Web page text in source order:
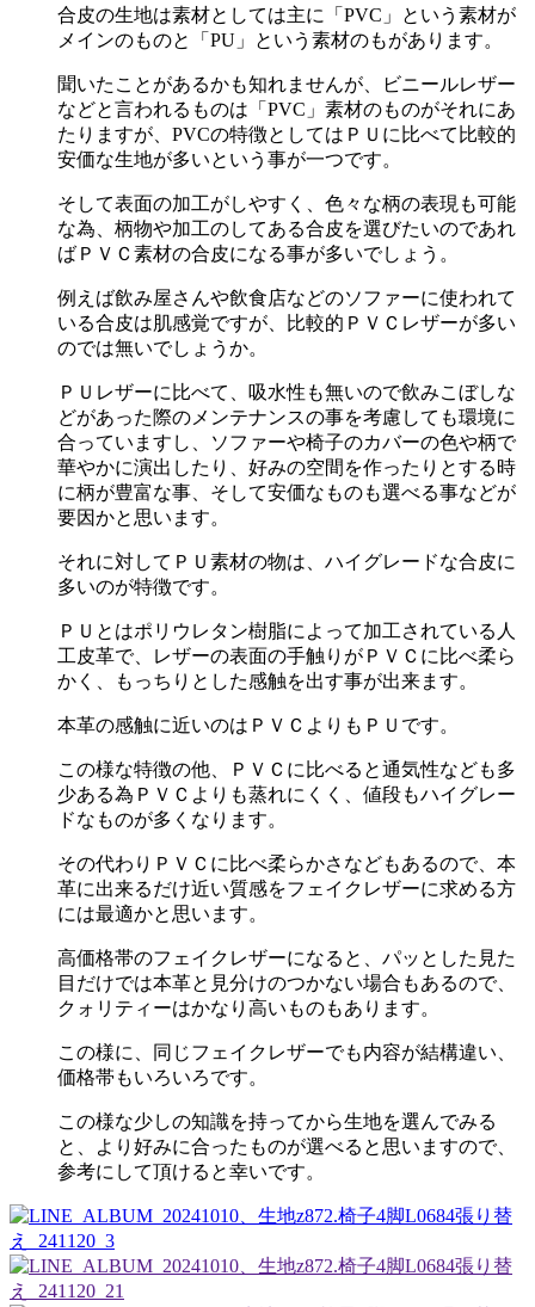
合皮の生地は素材としては主に「PVC」という素材が
メインのものと「PU」という素材のもがあります。
聞いたことがあるかも知れませんが、ビニールレザー
などと言われるものは「PVC」素材のものがそれにあ
たりますが、PVCの特徴としてはＰＵに比べて比較的
安価な生地が多いという事が一つです。
そして表面の加工がしやすく、色々な柄の表現も可能
な為、柄物や加工のしてある合皮を選びたいのであれ
ばＰＶＣ素材の合皮になる事が多いでしょう。
例えば飲み屋さんや飲食店などのソファーに使われて
いる合皮は肌感覚ですが、比較的ＰＶＣレザーが多い
のでは無いでしょうか。
ＰＵレザーに比べて、吸水性も無いので飲みこぼしな
どがあった際のメンテナンスの事を考慮しても環境に
合っていますし、ソファーや椅子のカバーの色や柄で
華やかに演出したり、好みの空間を作ったりとする時
に柄が豊富な事、そして安価なものも選べる事などが
要因かと思います。
それに対してＰＵ素材の物は、ハイグレードな合皮に
多いのが特徴です。
ＰＵとはポリウレタン樹脂によって加工されている人
工皮革で、レザーの表面の手触りがＰＶＣに比べ柔ら
かく、もっちりとした感触を出す事が出来ます。
本革の感触に近いのはＰＶＣよりもＰＵです。
この様な特徴の他、ＰＶＣに比べると通気性なども多
少ある為ＰＶＣよりも蒸れにくく、値段もハイグレー
ドなものが多くなります。
その代わりＰＶＣに比べ柔らかさなどもあるので、本
革に出来るだけ近い質感をフェイクレザーに求める方
には最適かと思います。
高価格帯のフェイクレザーになると、パッとした見た
目だけでは本革と見分けのつかない場合もあるので、
クォリティーはかなり高いものもあります。
この様に、同じフェイクレザーでも内容が結構違い、
価格帯もいろいろです。
この様な少しの知識を持ってから生地を選んでみる
と、より好みに合ったものが選べると思いますので、
参考にして頂けると幸いです。